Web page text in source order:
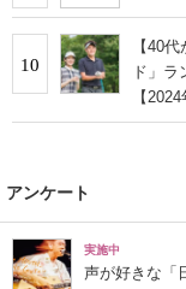
10
【40
ド」
【
アンケート
実施中
声が好きな「